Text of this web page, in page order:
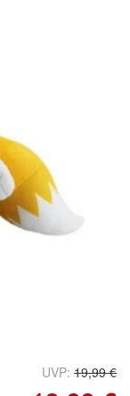
UVP: 19,99 €